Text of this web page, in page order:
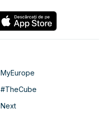
MyEurope
#TheCube
Next